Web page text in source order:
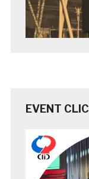
EVENT CLIC